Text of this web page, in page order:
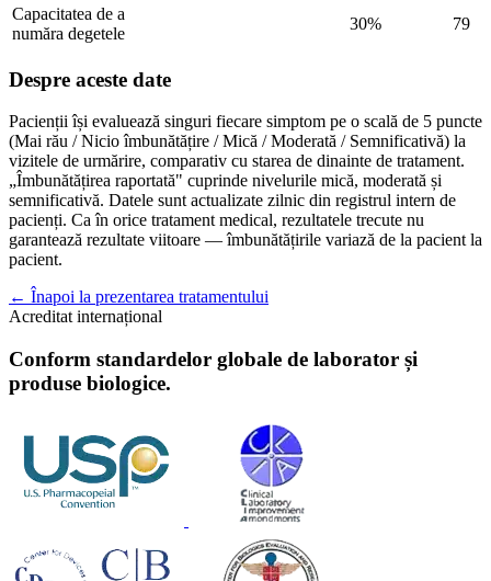
Capacitatea de a
număra degetele
30% 79
Despre aceste date
Pacienții își evaluează singuri fiecare simptom pe o scală de 5 puncte
(Mai rău / Nicio îmbunătățire / Mică / Moderată / Semnificativă) la
vizitele de urmărire, comparativ cu starea de dinainte de tratament.
„Îmbunătățirea raportată" cuprinde nivelurile mică, moderată și
semnificativă. Datele sunt actualizate zilnic din registrul intern de
pacienți. Ca în orice tratament medical, rezultatele trecute nu
garantează rezultate viitoare — îmbunătățirile variază de la pacient la
pacient.
← Înapoi la prezentarea tratamentului
Acreditat internațional
Conform standardelor globale de laborator și
produse biologice.